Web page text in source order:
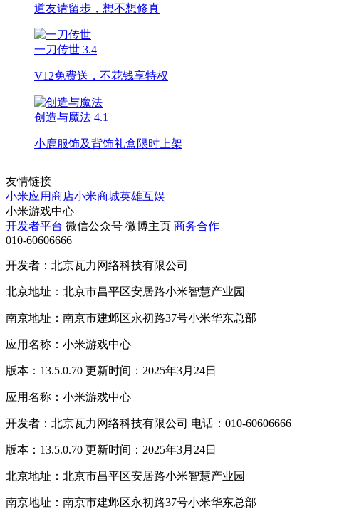
道友请留步，想不想修真
一刀传世 3.4
V12免费送，不花钱享特权
创造与魔法 4.1
小鹿服饰及背饰礼盒限时上架
友情链接
小米应用商店小米商城英雄互娱
小米游戏中心
开发者平台 微信公众号 微博主页 商务合作
010-60606666
开发者：北京瓦力网络科技有限公司
北京地址：北京市昌平区安居路小米智慧产业园
南京地址：南京市建邺区永初路37号小米华东总部
应用名称：小米游戏中心
版本：13.5.0.70 更新时间：2025年3月24日
应用名称：小米游戏中心
开发者：北京瓦力网络科技有限公司 电话：010-60606666
版本：13.5.0.70 更新时间：2025年3月24日
北京地址：北京市昌平区安居路小米智慧产业园
南京地址：南京市建邺区永初路37号小米华东总部